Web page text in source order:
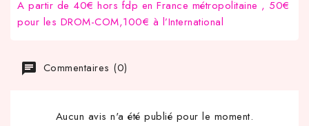
A partir de 40€ hors fdp en France métropolitaine , 50€
pour les DROM-COM,100€ à l’International
Commentaires (0)
Aucun avis n'a été publié pour le moment.